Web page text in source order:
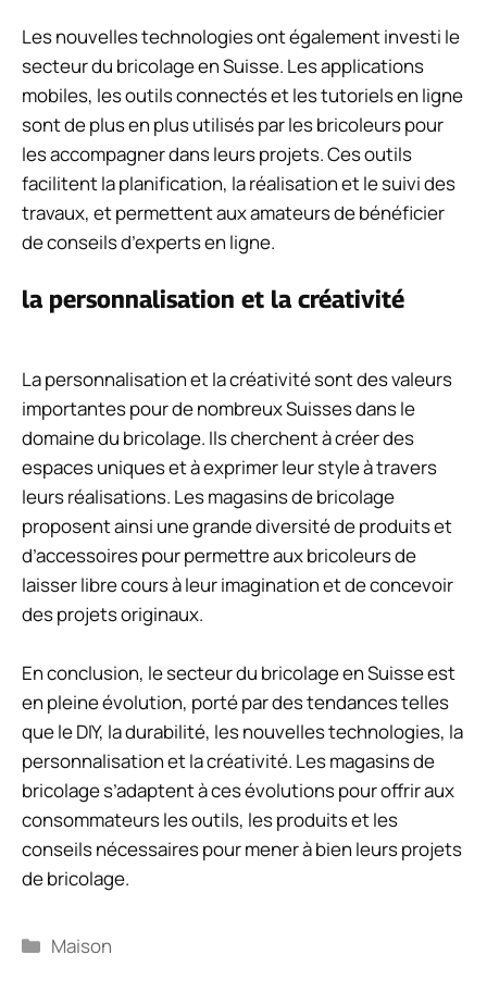
Les nouvelles technologies ont également investi le
secteur du bricolage en Suisse. Les applications
mobiles, les outils connectés et les tutoriels en ligne
sont de plus en plus utilisés par les bricoleurs pour
les accompagner dans leurs projets. Ces outils
facilitent la planification, la réalisation et le suivi des
travaux, et permettent aux amateurs de bénéficier
de conseils d’experts en ligne.
la personnalisation et la créativité
La personnalisation et la créativité sont des valeurs
importantes pour de nombreux Suisses dans le
domaine du bricolage. Ils cherchent à créer des
espaces uniques et à exprimer leur style à travers
leurs réalisations. Les magasins de bricolage
proposent ainsi une grande diversité de produits et
d’accessoires pour permettre aux bricoleurs de
laisser libre cours à leur imagination et de concevoir
des projets originaux.
En conclusion, le secteur du bricolage en Suisse est
en pleine évolution, porté par des tendances telles
que le DIY, la durabilité, les nouvelles technologies, la
personnalisation et la créativité. Les magasins de
bricolage s’adaptent à ces évolutions pour offrir aux
consommateurs les outils, les produits et les
conseils nécessaires pour mener à bien leurs projets
de bricolage.
Catégories
Maison